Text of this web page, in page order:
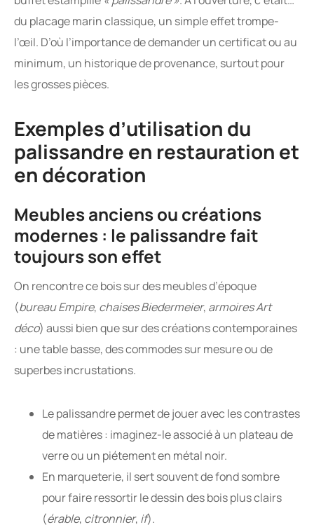
du placage marin classique, un simple effet trompe-
l’œil. D’où l’importance de demander un certificat ou au
minimum, un historique de provenance, surtout pour
les grosses pièces.
Exemples d’utilisation du
palissandre en restauration et
en décoration
Meubles anciens ou créations
modernes : le palissandre fait
toujours son effet
On rencontre ce bois sur des meubles d’époque
(bureau Empire, chaises Biedermeier, armoires Art
déco) aussi bien que sur des créations contemporaines
: une table basse, des commodes sur mesure ou de
superbes incrustations.
Le palissandre permet de jouer avec les contrastes
de matières : imaginez-le associé à un plateau de
verre ou un piétement en métal noir.
En marqueterie, il sert souvent de fond sombre
pour faire ressortir le dessin des bois plus clairs
(érable, citronnier, if).